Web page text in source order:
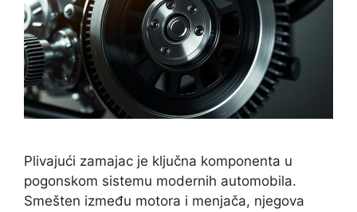
Plivajući zamajac je ključna komponenta u
pogonskom sistemu modernih automobila.
Smešten između motora i menjača, njegova